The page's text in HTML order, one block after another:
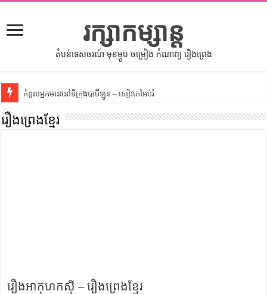
រក្សាកម្សាន្ត
តំបន់ទេសចរណ៍ មុខម្ហូប ចម្រៀង កំណាព្យ រឿងព្រេង
កំពូលអ្នកមាននៅទីក្រុងបាប៊ីឡូន – សៀវភៅអប់រំ
សីលធម៌នៅក្នុងសង្គមខ្មែរ – សៀវភៅចំណេះដឹងទូទៅ
រឿងព្រេងខ្មែរ
រឿងអាកុហកស៊ី – រឿងព្រេងខ្មែរ